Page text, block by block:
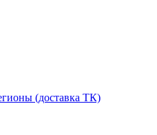
(доставка ТК)